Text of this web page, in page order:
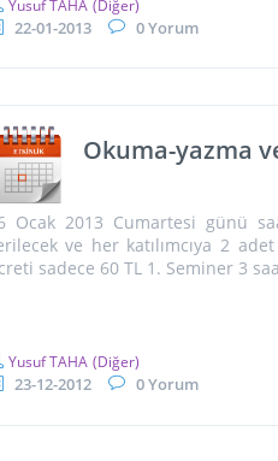
Yusuf TAHA (Diğer)
22-01-2013 0 Yorum
Okuma-yazma
Ocak 2013 Cumartesi günü
ve her katılımcıya 2
sadece 60 TL 1. Seminer 3
Yusuf TAHA (Diğer)
23-12-2012 0 Yorum